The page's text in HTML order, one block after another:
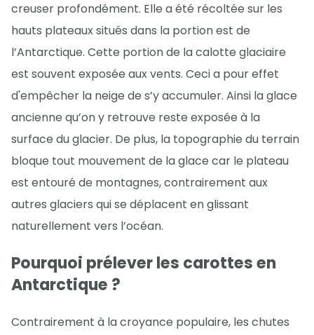
creuser profondément. Elle a été récoltée sur les
hauts plateaux situés dans la portion est de
l’Antarctique. Cette portion de la calotte glaciaire
est souvent exposée aux vents. Ceci a pour effet
d'empêcher la neige de s’y accumuler. Ainsi la glace
ancienne qu’on y retrouve reste exposée à la
surface du glacier. De plus, la topographie du terrain
bloque tout mouvement de la glace car le plateau
est entouré de montagnes, contrairement aux
autres glaciers qui se déplacent en glissant
naturellement vers l’océan.
Pourquoi prélever les carottes en
Antarctique ?
Contrairement à la croyance populaire, les chutes